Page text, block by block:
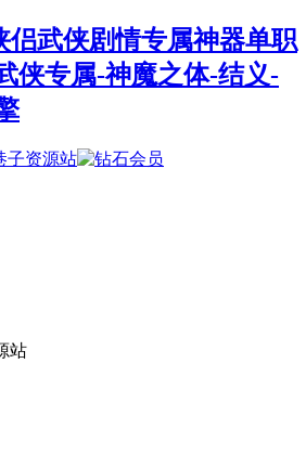
侣武侠剧情专属神器单职
侠专属-神魔之体-结义-